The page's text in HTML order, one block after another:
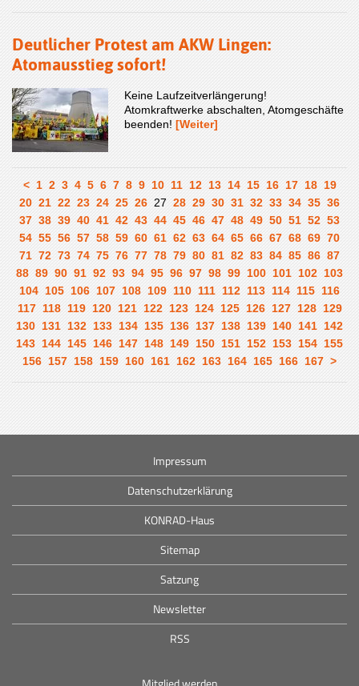
Deutlicher Protest am AKW Lingen:
Atomausstieg sofort!
Keine Laufzeitverlängerung!
Atomkraftwerke abschalten, Atomgeschäfte
beenden! [Weiter]
< 1 2 3 4 5 6 7 8 9 10 11 12 13 14 15 16 17 18 19
20 21 22 23 24 25 26 27 28 29 30 31 32 33 34 35 36
37 38 39 40 41 42 43 44 45 46 47 48 49 50 51 52 53
54 55 56 57 58 59 60 61 62 63 64 65 66 67 68 69 70
71 72 73 74 75 76 77 78 79 80 81 82 83 84 85 86 87
88 89 90 91 92 93 94 95 96 97 98 99 100 101 102 103
104 105 106 107 108 109 110 111 112 113 114 115 116
117 118 119 120 121 122 123 124 125 126 127 128 129
130 131 132 133 134 135 136 137 138 139 140 141 142
143 144 145 146 147 148 149 150 151 152 153 154 155
156 157 158 159 160 161 162 163 164 165 166 167 >
Impressum
Datenschutzerklärung
KONRAD-Haus
Sitemap
Satzung
Newsletter
RSS